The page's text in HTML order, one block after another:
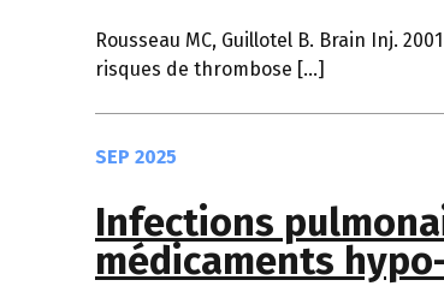
Rousseau MC, Guillotel B. Brain Inj.
risques de thrombose […]
SEP 2025
Infections
médicaments